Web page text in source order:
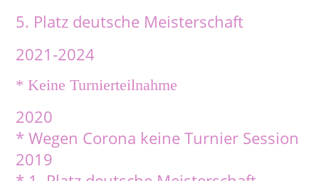
5. Platz deutsche Meisterschaft
2021-2024
* Keine Turnierteilnahme
2020
* Wegen Corona keine Turnier Session
2019